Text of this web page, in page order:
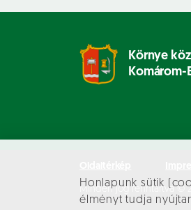
Honlapunk sütik
élményt tudja
Környe
Komárom-
Minden jog fenntartva ©